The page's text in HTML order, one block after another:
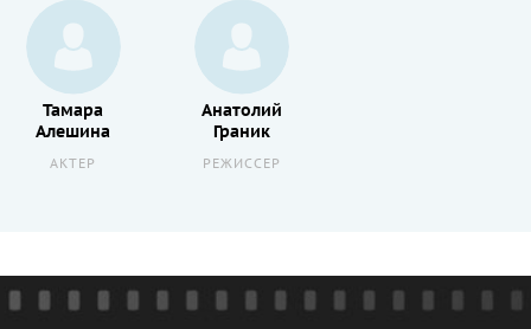
Тамара
Алешина
АКТЕР
Анатолий
Граник
РЕЖИССЕР